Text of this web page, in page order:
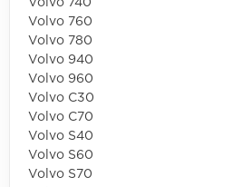
Volvo 740
Volvo 760
Volvo 780
Volvo 940
Volvo 960
Volvo C30
Volvo C70
Volvo S40
Volvo S60
Volvo S70